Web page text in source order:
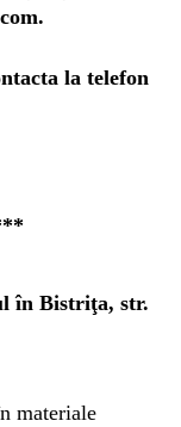
.
la telefon
în Bistriţa, str.
materiale